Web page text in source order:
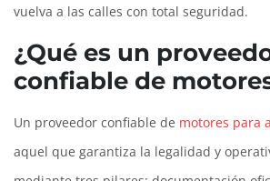
vuelva a las calles con total seguridad.
¿Qué es un
confiable de
Un proveedor confiable de motores para
aquel que garantiza la legalidad y